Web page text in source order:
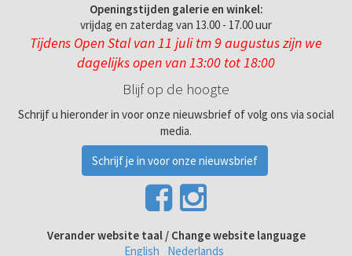
Openingstijden galerie en winkel:
vrijdag en zaterdag van 13.00 - 17.00 uur
Tijdens Open Stal van 11 juli tm 9 augustus zijn we
dagelijks open van 13:00 tot 18:00
Blijf op de hoogte
Schrijf u hieronder in voor onze nieuwsbrief of volg ons via social
media.
Schrijf je in voor onze nieuwsbrief
Verander website taal / Change website language
English
Nederlands